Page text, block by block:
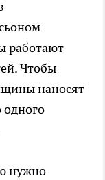
работают
Чтобы
наносят
одного
нужно